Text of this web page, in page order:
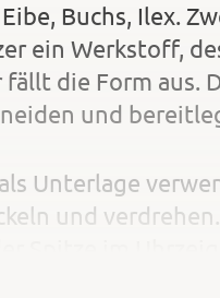
Buchs, Ilex.
ein Werkstoff,
die Form aus.
und
Unterlage
und